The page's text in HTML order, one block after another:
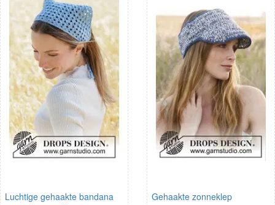
Luchtige gehaakte bandana
Gehaakte zonneklep